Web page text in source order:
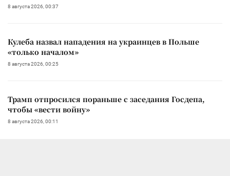
8 августа 2026, 00:37
Кулеба назвал нападения на украинцев в Польше
«только началом»
8 августа 2026, 00:25
Трамп отпросился пораньше с заседания Госдепа,
чтобы «вести войну»
8 августа 2026, 00:11